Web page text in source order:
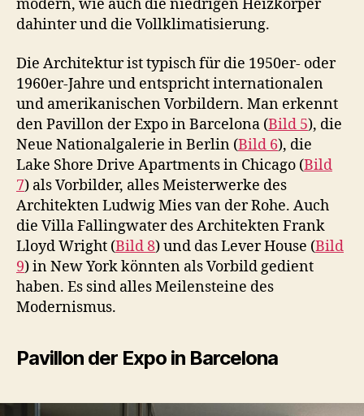
modern, wie auch die niedrigen Heizkörper
dahinter und die Vollklimatisierung.
Die Architektur ist typisch für die 1950er- oder
1960er-Jahre und entspricht internationalen
und amerikanischen Vorbildern. Man erkennt
den Pavillon der Expo in Barcelona (Bild 5), die
Neue Nationalgalerie in Berlin (Bild 6), die
Lake Shore Drive Apartments in Chicago (Bild
7) als Vorbilder, alles Meisterwerke des
Architekten Ludwig Mies van der Rohe. Auch
die Villa Fallingwater des Architekten Frank
Lloyd Wright (Bild 8) und das Lever House (Bild
9) in New York könnten als Vorbild gedient
haben. Es sind alles Meilensteine des
Modernismus.
Pavillon der Expo in Barcelona